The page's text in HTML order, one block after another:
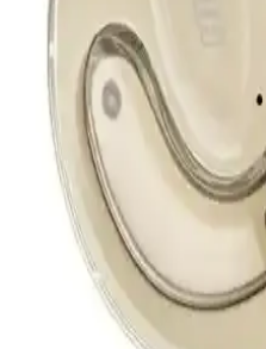
Kablosuz Kulaklıklar:
Kullanıcı Tercihleri
Değerlendirme
Kablosuz kulaklıklar, Bluetooth,
gibi özelliklerle hareket
teknolojileriyle kullanıcıların
AirPods Orijinalliği ve
Detaylı Bilgi ve
Apple’ın kablosuz kulaklık
modelleri hakkında detaylı bilgi,
ile ilgili kapsamlı rehber.